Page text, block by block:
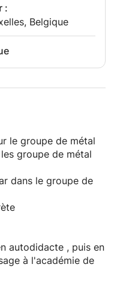
chansons, grilles
etc...
de vidéos faites
postées sur
mail de ma part
affectionnez le plus
que je sois plus
de musique
dans mon style
et qui apprécie
sont aussi
suis dans mon
voyager
de musique aussi
de les comprendre,
retransmettre leurs
que j'ai mise à
:
Belgique
le groupe de métal
groupe de métal
dans le groupe de
autodidacte , puis en
à l'académie de